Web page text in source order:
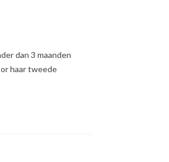
dan 3 maanden
haar tweede